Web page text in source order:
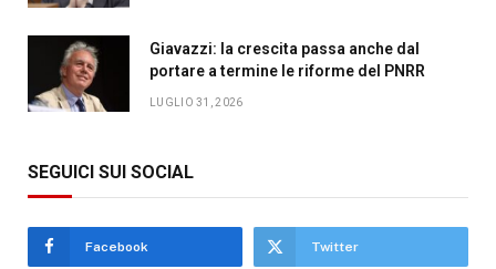
Giavazzi: la crescita passa anche dal
portare a termine le riforme del PNRR
LUGLIO 31, 2026
SEGUICI SUI SOCIAL
Facebook Twitter